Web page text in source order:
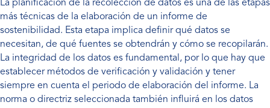
La planificación de la recolección de datos es una de las etapas
más técnicas de la elaboración de un informe de
sostenibilidad. Esta etapa implica definir qué datos se
necesitan, de qué fuentes se obtendrán y cómo se recopilarán.
La integridad de los datos es fundamental, por lo que hay que
establecer métodos de verificación y validación y tener
siempre en cuenta el periodo de elaboración del informe. La
norma o directriz seleccionada también influirá en los datos